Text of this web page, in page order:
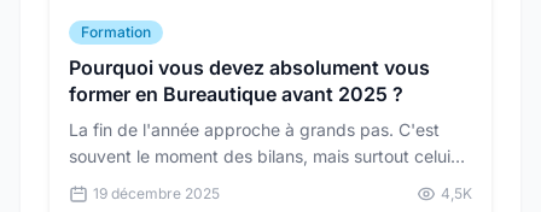
Formation
Pourquoi vous devez absolument vous
former en Bureautique avant 2025 ?
La fin de l'année approche à grands pas. C'est
souvent le moment des bilans, mais surtout celui
des nouvelles résolutions. Et si, pour 2025...
19 décembre 2025 4,5K